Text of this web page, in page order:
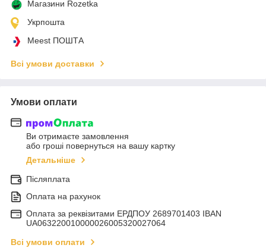
Магазини Rozetka
Укрпошта
Meest ПОШТА
Всі умови доставки
Умови оплати
Ви отримаєте замовлення
або гроші повернуться на вашу картку
Детальніше
Післяплата
Оплата на рахунок
Оплата за реквізитами ЕРДПОУ 2689701403 IBAN
UA063220010000026005320027064
Всі умови оплати